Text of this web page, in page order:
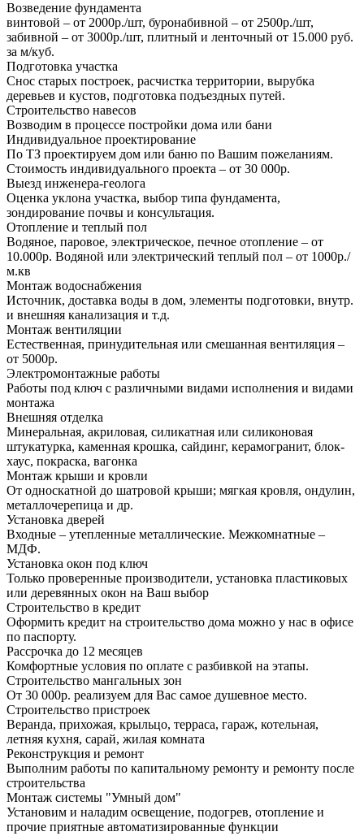
Возведение фундамента
винтовой – от 2000р./шт, буронабивной – от 2500р./шт,
забивной – от 3000р./шт, плитный и ленточный от 15.000 руб.
за м/куб.
Подготовка участка
Снос старых построек, расчистка территории, вырубка
деревьев и кустов, подготовка подъездных путей.
Строительство навесов
Возводим в процессе постройки дома или бани
Индивидуальное проектирование
По ТЗ проектируем дом или баню по Вашим пожеланиям.
Стоимость индивидуального проекта – от 30 000р.
Выезд инженера-геолога
Оценка уклона участка, выбор типа фундамента,
зондирование почвы и консультация.
Отопление и теплый пол
Водяное, паровое, электрическое, печное отопление – от
10.000р. Водяной или электрический теплый пол – от 1000р./
м.кв
Монтаж водоснабжения
Источник, доставка воды в дом, элементы подготовки, внутр.
и внешняя канализация и т.д.
Монтаж вентиляции
Естественная, принудительная или смешанная вентиляция –
от 5000р.
Электромонтажные работы
Работы под ключ с различными видами исполнения и видами
монтажа
Внешняя отделка
Минеральная, акриловая, силикатная или силиконовая
штукатурка, каменная крошка, сайдинг, керамогранит, блок-
хаус, покраска, вагонка
Монтаж крыши и кровли
От односкатной до шатровой крыши; мягкая кровля, ондулин,
металлочерепица и др.
Установка дверей
Входные – утепленные металлические. Межкомнатные –
МДФ.
Установка окон под ключ
Только проверенные производители, установка пластиковых
или деревянных окон на Ваш выбор
Строительство в кредит
Оформить кредит на строительство дома можно у нас в офисе
по паспорту.
Рассрочка до 12 месяцев
Комфортные условия по оплате с разбивкой на этапы.
Строительство мангальных зон
От 30 000р. реализуем для Вас самое душевное место.
Строительство пристроек
Веранда, прихожая, крыльцо, терраса, гараж, котельная,
летняя кухня, сарай, жилая комната
Реконструкция и ремонт
Выполним работы по капитальному ремонту и ремонту после
строительства
Монтаж системы "Умный дом"
Установим и наладим освещение, подогрев, отопление и
прочие приятные автоматизированные функции